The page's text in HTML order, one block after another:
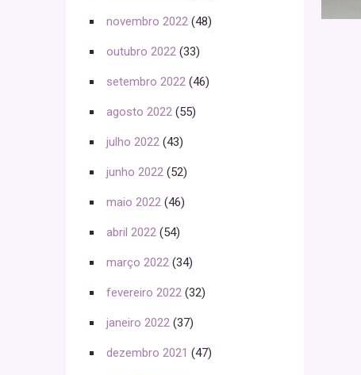
novembro 2022 (48)
outubro 2022 (33)
setembro 2022 (46)
agosto 2022 (55)
julho 2022 (43)
junho 2022 (52)
maio 2022 (46)
abril 2022 (54)
março 2022 (34)
fevereiro 2022 (32)
janeiro 2022 (37)
dezembro 2021 (47)